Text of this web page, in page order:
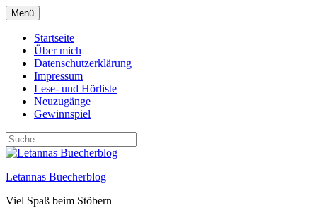
Zum
Inhalt
springen
Menü
Startseite
Über mich
Datenschutzerklärung
Impressum
Lese- und Hörliste
Neuzugänge
Gewinnspiel
Letannas Buecherblog
Viel Spaß beim Stöbern